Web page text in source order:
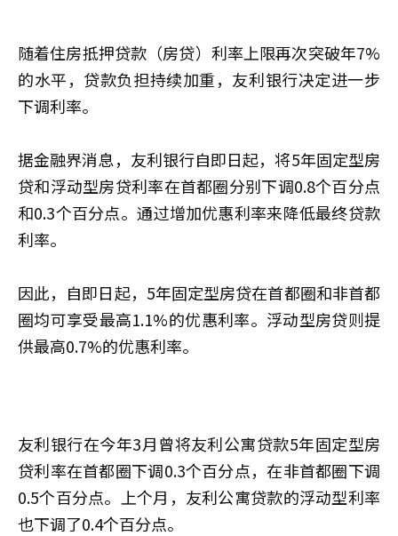
随着住房抵押贷款（房贷）利率上限再次突破年7%
的水平，贷款负担持续加重，友利银行决定进一步
下调利率。
据金融界消息，友利银行自即日起，将5年固定型房
贷和浮动型房贷利率在首都圈分别下调0.8个百分点
和0.3个百分点。通过增加优惠利率来降低最终贷款
利率。
因此，自即日起，5年固定型房贷在首都圈和非首都
圈均可享受最高1.1%的优惠利率。浮动型房贷则提
供最高0.7%的优惠利率。
友利银行在今年3月曾将友利公寓贷款5年固定型房
贷利率在首都圈下调0.3个百分点，在非首都圈下调
0.5个百分点。上个月，友利公寓贷款的浮动型利率
也下调了0.4个百分点。